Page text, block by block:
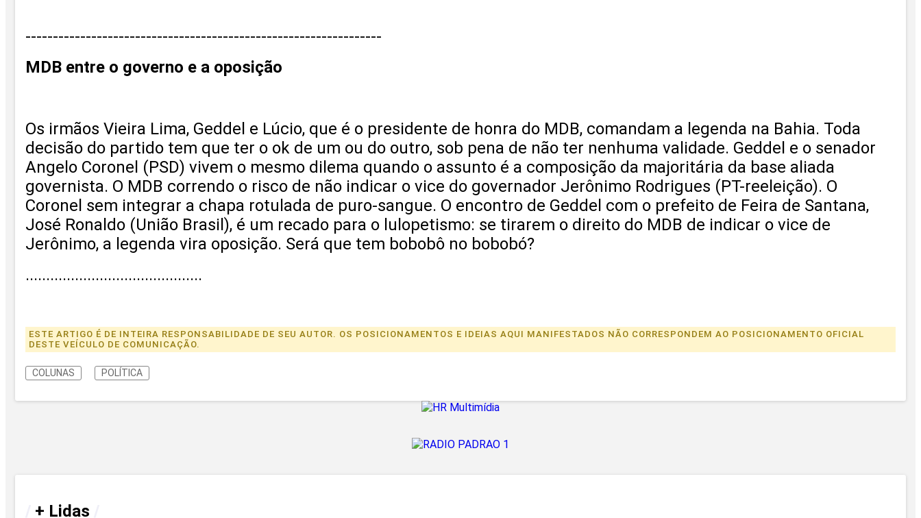
-----------------------------------------------------------------
MDB entre o governo e a oposição
Os irmãos Vieira Lima, Geddel e Lúcio, que é o presidente de honra do MDB, comandam a legenda na Bahia. Toda
decisão do partido tem que ter o ok de um ou do outro, sob pena de não ter nenhuma validade. Geddel e o senador
Angelo Coronel (PSD) vivem o mesmo dilema quando o assunto é a composição da majoritária da base aliada
governista. O MDB correndo o risco de não indicar o vice do governador Jerônimo Rodrigues (PT-reeleição). O
Coronel sem integrar a chapa rotulada de puro-sangue. O encontro de Geddel com o prefeito de Feira de Santana,
José Ronaldo (União Brasil), é um recado para o lulopetismo: se tirarem o direito do MDB de indicar o vice de
Jerônimo, a legenda vira oposição. Será que tem bobobô no bobobó?
...........................................
ESTE ARTIGO É DE INTEIRA RESPONSABILIDADE DE SEU AUTOR. OS POSICIONAMENTOS E IDEIAS AQUI MANIFESTADOS NÃO CORRESPONDEM AO POSICIONAMENTO OFICIAL
DESTE VEÍCULO DE COMUNICAÇÃO.
COLUNAS POLÍTICA
+ Lidas